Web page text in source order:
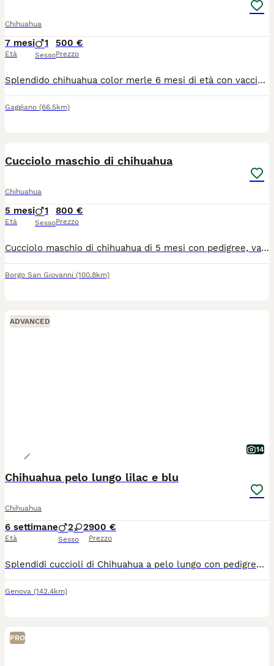
Chihuahua
7 mesi
Età
1
Sesso
500 €
Prezzo
Splendido chihuahua color merle 6 mesi di età con vaccinazioni fatte maschio molto docile e affettuoso!
Gaggiano (66.5km)
Cucciolo maschio di chihuahua
Chihuahua
5 mesi
Età
1
Sesso
800 €
Prezzo
Cucciolo maschio di chihuahua di 5 mesi con pedigree, vaccini , microchip. Provincia di Lodi. Disponibile da subito, visibili anche i genitori.
Borgo San Giovanni (100.8km)
ADVANCED
14
Chihuahua pelo lungo lilac e blu
Chihuahua
6 settimane
Età
2 2
Sesso
900 €
Prezzo
Splendidi cuccioli di Chihuahua a pelo lungo con pedigree ENCI Disponibili splendidi cuccioli di Chihuahua a pelo lungo, nati il 26/06/2026, allevati con amore in ambiente familiare. Entrambi i genitori sono muniti di pedigree ENCI e i cuccioli saranno ceduti solo dopo il compimento dell’età prevista dalla normativa. Disponibili: * 🩵 Maschi: €900 * 🩷 Femmine: €1.200 I cuccioli saranno consegnati con: ✔ Microchip ✔ Prima vaccinazione ✔ Sverminazioni effettuate ✔ Libretto sanitario ✔ Pedigree ENCI richiesto I cuccioli cresceranno in ambiente familiare, saranno abituati al contatto con le persone e con i bambini, ricevendo fin da piccoli le migliori cure. Per maggiori informazioni, foto o per fissare una visita, contattatemi in privato. Solo persone realmente interessate e amanti della razza.
Genova (142.4km)
PRO